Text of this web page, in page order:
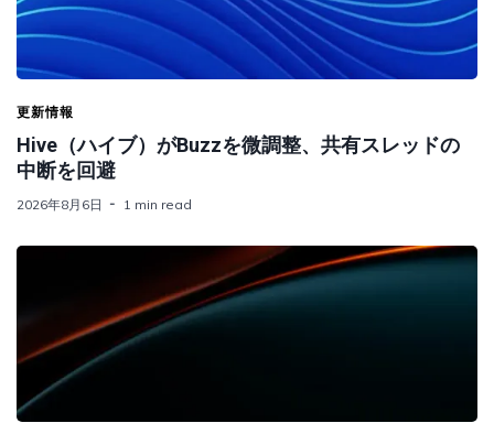
更新情報
Hive（ハイブ）がBuzzを微調整、共有スレッドの
中断を回避
2026年8月6日 1 min read